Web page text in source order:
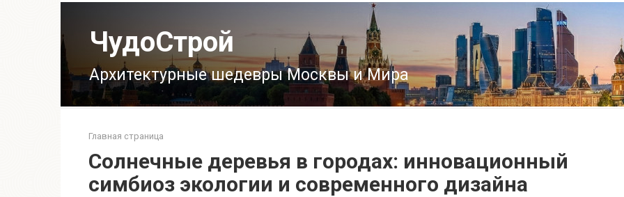
ЧудоСтрой
Архитектурные шедевры Москвы и Мира
Главная страница
Солнечные деревья в городах: инновационный
симбиоз экологии и современного дизайна